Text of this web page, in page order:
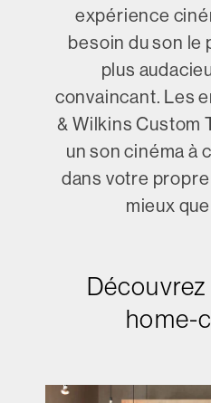
expérience
besoin du son le
plus
convaincant. Les
& Wilkins Custom
un son cinéma à
dans votre
mieux
home-